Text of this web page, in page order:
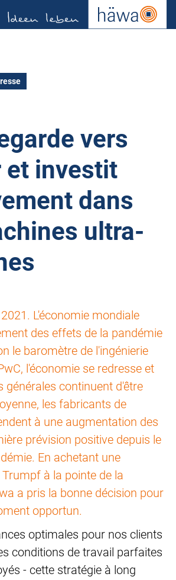
vers
et investit
dans
ultra-
L'économie mondiale
des effets de la pandémie
le baromètre de l'ingénierie
l'économie se redresse et
générales continuent d'être
les fabricants de
à une augmentation des
prévision positive depuis le
En achetant une
à la pointe de la
a pris la bonne décision pour
opportun.
optimales pour nos clients
conditions de travail parfaites
- cette stratégie à long